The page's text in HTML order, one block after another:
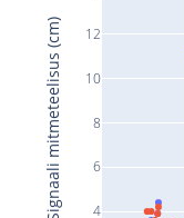
4
6
8
10
12
Signaali mitmeteelisus (cm)